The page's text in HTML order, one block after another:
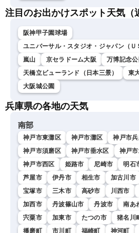
注目のお出かけスポット天気（
阪神甲子園球場
ユニバーサル・スタジオ・ジャパン（Ｕ
嵐山
京セラドーム大阪 万博記念公
天橋立ビューランド（日本三景）
東
大阪城公園
兵庫県の各地の天気
南部
神戸市東灘区 神戸市灘区 神戸市
神戸市須磨区
神戸市垂水区 神戸
神戸市西区
姫路市 尼崎市 明石
芦屋市
伊丹市 相生市 加古川市
宝塚市
三木市 高砂市 川西市
加西市
丹波篠山市 丹波市 南あ
宍粟市
加東市 たつの市 猪名川
播磨町
市川町 福崎町 神河町